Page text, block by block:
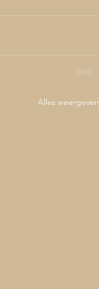
Alles weergeven